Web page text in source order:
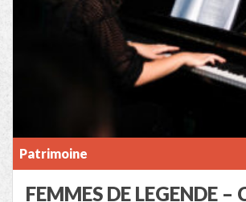
Patrimoine
FEMMES DE LEGENDE